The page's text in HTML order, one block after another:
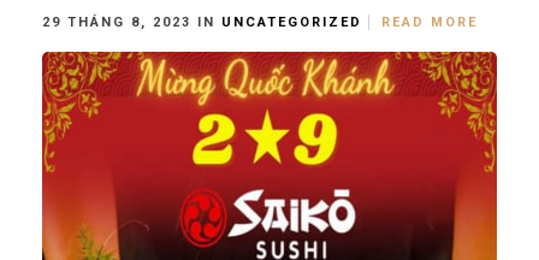
29 THÁNG 8, 2023 IN UNCATEGORIZED READ MORE